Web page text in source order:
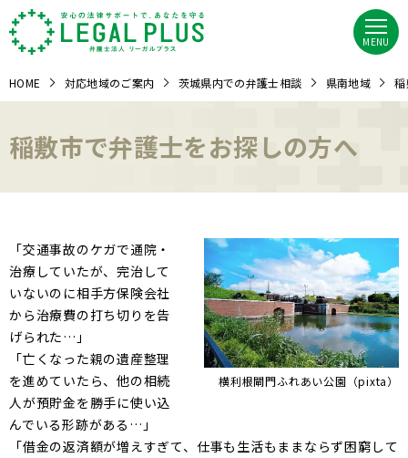
MENU
HOME 対応地域のご案内 茨城県内での弁護士相談 県南地域
稲敷市で弁護士をお探しの方へ
横利根閘門ふれあい公園（pixta）
「交通事故のケガで通院・
治療していたが、完治して
いないのに相手方保険会社
から治療費の打ち切りを告
げられた…」
「亡くなった親の遺産整理
を進めていたら、他の相続
人が預貯金を勝手に使い込
んでいる形跡がある…」
「借金の返済額が増えすぎて、仕事も生活もままならず困窮して